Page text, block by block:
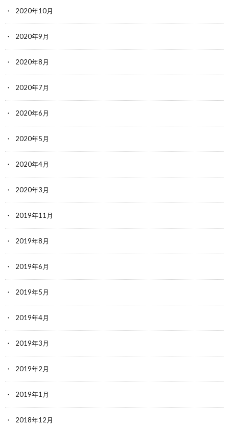
2020年10月
2020年9月
2020年8月
2020年7月
2020年6月
2020年5月
2020年4月
2020年3月
2019年11月
2019年8月
2019年6月
2019年5月
2019年4月
2019年3月
2019年2月
2019年1月
2018年12月